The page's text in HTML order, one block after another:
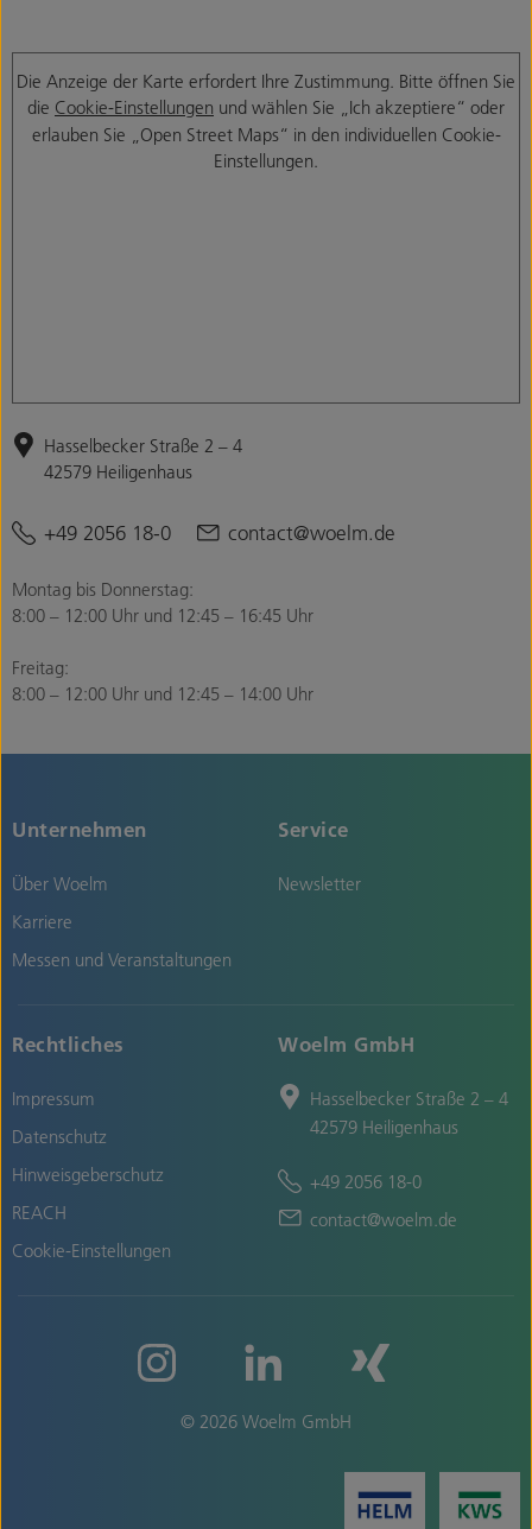
Die Anzeige der Karte erfordert Ihre Zustimmung. Bitte öffnen Sie
die Cookie-Einstellungen und wählen Sie „Ich akzeptiere“ oder
erlauben Sie „Open Street Maps“ in den individuellen Cookie-
Einstellungen.
Hasselbecker Straße 2 – 4
42579 Heiligenhaus
+49 2056 18-0 contact@woelm.de
Montag bis Donnerstag:
8:00 – 12:00 Uhr und 12:45 – 16:45 Uhr
Freitag:
8:00 – 12:00 Uhr und 12:45 – 14:00 Uhr
Unternehmen
Über Woelm
Karriere
Messen und Veranstaltungen
Service
Newsletter
Rechtliches
Impressum
Datenschutz
Hinweisgeberschutz
REACH
Cookie-Einstellungen
Woelm GmbH
Hasselbecker Straße 2 – 4
42579 Heiligenhaus
+49 2056 18-0
contact@woelm.de
© 2026 Woelm GmbH